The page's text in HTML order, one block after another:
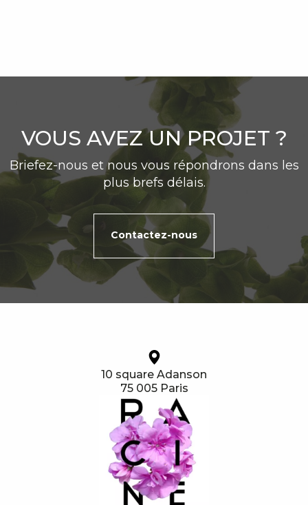
VOUS AVEZ UN PROJET ?
Briefez-nous et nous vous répondrons dans les
plus brefs délais.
Contactez-nous
10 square Adanson
75 005 Paris